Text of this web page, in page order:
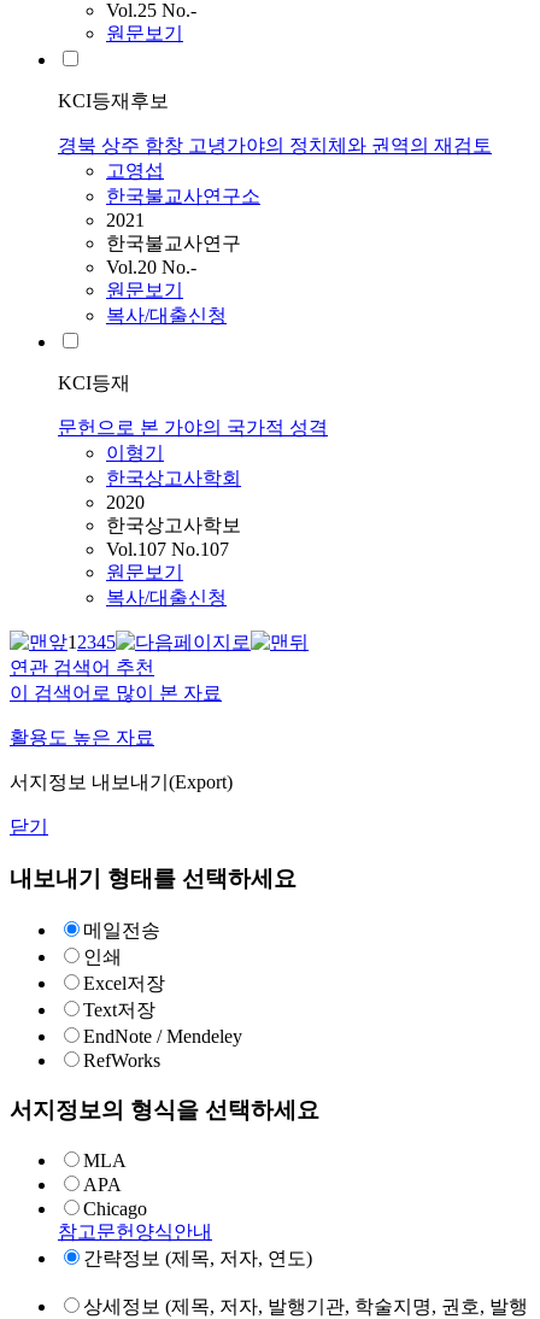
Vol.25 No.-
원문보기
KCI등재후보
경북 상주 함창 고녕가야의 정치체와 권역의 재검토
고영섭
한국불교사연구소
2021
한국불교사연구
Vol.20 No.-
원문보기
복사/대출신청
KCI등재
문헌으로 본 가야의 국가적 성격
이형기
한국상고사학회
2020
한국상고사학보
Vol.107 No.107
원문보기
복사/대출신청
12345
연관 검색어 추천
이 검색어로 많이 본 자료
활용도 높은 자료
서지정보 내보내기(Export)
닫기
내보내기 형태를 선택하세요
메일전송
인쇄
Excel저장
Text저장
EndNote / Mendeley
RefWorks
서지정보의 형식을 선택하세요
MLA
APA
Chicago
참고문헌양식안내
간략정보 (제목, 저자, 연도)
상세정보 (제목, 저자, 발행기관, 학술지명, 권호, 발행